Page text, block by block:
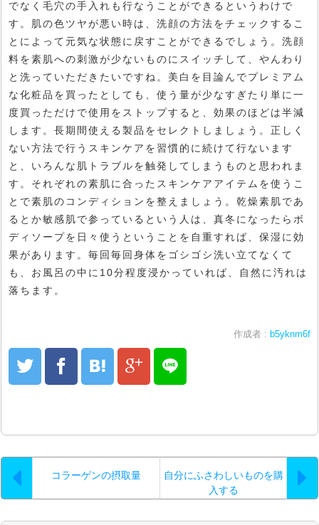
でなく毛穴の手入れも行なうことができるというわけで
す。肌の色ツヤが悪い時は、洗顔の方法をチェックするこ
とによって元気な状態に戻すことができるでしょう。洗顔
料を素肌への刺激が少ないものにスイッチして、やんわり
と洗っていただきたいですね。美白を目論んでプレミアム
な化粧品を買ったとしても、使う量が少なすぎたり単に一
度買っただけで使用をストップすると、効果のほどは半減
します。長期間使える製品をセレクトしましょう。正しく
ない方法で行うスキンケアを習慣的に続けて行ないます
と、いろんな肌トラブルを触発してしまうものと思われま
す。それぞれの素肌に合ったスキンケアアイテムを使うこ
とで素肌のコンディションを整えましょう。乾燥素肌であ
るとか敏感肌で参っているという人は、真冬になったらボ
ディソープを日々使うということを自重すれば、保湿に効
果があります。毎回毎回身体をゴシゴシ洗い立てなくて
も、お風呂の中に10分程度浸かっていれば、自然に汚れは
落ちます。
作成者 : b5yknm6f
コラーゲンの摂取量
自分にふさわしいものを購
入する